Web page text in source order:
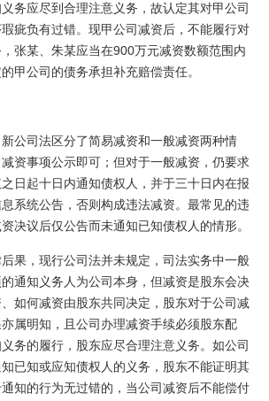
务应尽到合理注意义务，故认定其对甲公司
疵负有过错。现甲公司减资后，不能履行对
张某、朱某应当在900万元减资数额范围内
甲公司的债务承担补充赔偿责任。
公司法区分了简易减资和一般减资两种情
资事项公示即可；但对于一般减资，仍要求
日起十日内通知债权人，并于三十日内在报
系统公告，否则构成违法减资。最常见的违
决议后仅公告而未通知已知债权人的情形。
果，现行公司法并未规定，司法实务中一般
通知义务人为公司本身，但减资是股东会决
如何减资由股东共同决定，股东对于公司减
属明知，且公司办理减资手续必须股东配
务的履行，股东应尽合理注意义务。如公司
已知或应知债权人的义务，股东不能证明其
知的行为无过错的，当公司减资后不能偿付